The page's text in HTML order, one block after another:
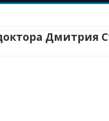
Дмитрия